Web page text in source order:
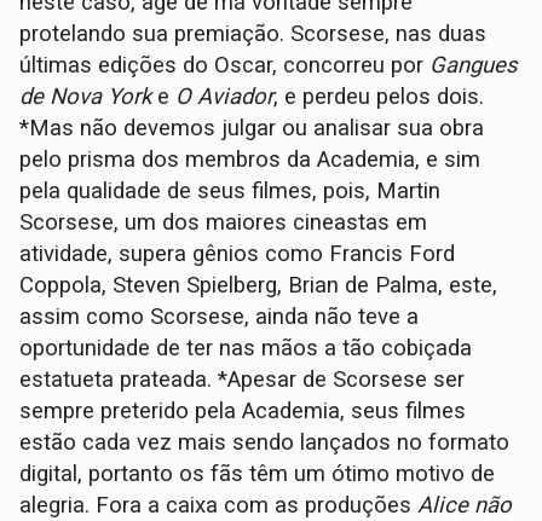
protelando sua premiação. Scorsese, nas duas
últimas edições do Oscar, concorreu por Gangues
de Nova Yorke O Aviador, e perdeu pelos dois.
*Mas não devemos julgar ou analisar sua obra
pelo prisma dos membros da Academia, e sim
pela qualidade de seus filmes, pois, Martin
Scorsese, um dos maiores cineastas em
atividade, supera gênios como Francis Ford
Coppola, Steven Spielberg, Brian de Palma, este,
assim como Scorsese, ainda não teve a
oportunidade de ter nas mãos a tão cobiçada
estatueta prateada. *Apesar de Scorsese ser
sempre preterido pela Academia, seus filmes
estão cada vez mais sendo lançados no formato
digital, portanto os fãs têm um ótimo motivo de
alegria. Fora a caixa com as produçõesAlice não